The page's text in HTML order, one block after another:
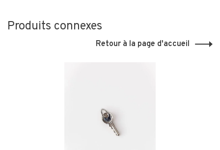
Produits connexes
Retour à la page d'accueil